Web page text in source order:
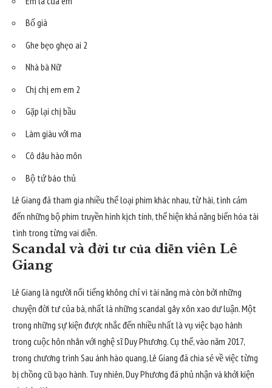
Bố già
Ghe bẹo ghẹo ai 2
Nhà bà Nữ
Chị chị em em 2
Gặp lại chị bầu
Làm giàu với ma
Cô dâu hào môn
Bộ tứ báo thủ
Lê Giang đã tham gia nhiều thể loại phim khác nhau, từ hài, tình cảm
đến những bộ phim truyền hình kịch tính, thể hiện khả năng biến hóa tài
tình trong từng vai diễn.
Scandal và đời tư của diễn viên Lê
Giang
Lê Giang là người nổi tiếng không chỉ vì tài năng mà còn bởi những
chuyện đời tư của bà, nhất là những scandal gây xôn xao dư luận. Một
trong những sự kiện được nhắc đến nhiều nhất là vụ việc bạo hành
trong cuộc hôn nhân với nghệ sĩ Duy Phương. Cụ thể, vào năm 2017,
trong chương trình Sau ánh hào quang, Lê Giang đã chia sẻ về việc từng
bị chồng cũ bạo hành. Tuy nhiên, Duy Phương đã phủ nhận và khởi kiện